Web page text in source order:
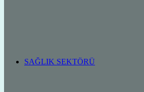
SAĞLIK SEKTÖRÜ